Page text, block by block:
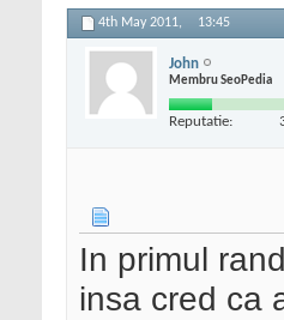
4th May 2011, 13:45
John
Membru SeoPedia
Reputatie:
In primul
insa cred ca